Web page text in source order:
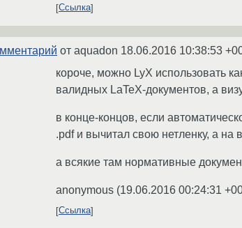
Ссылка
от aquadon 18.06.2016 10:38:53
короче, можно LyX использовать
валидных LaTeX-документов, а
в конце-концов, если
.pdf и вычитал свою нетленку, а
а всякие там нормативные
anonymous (19.06.2016 00:24:31
Ссылка